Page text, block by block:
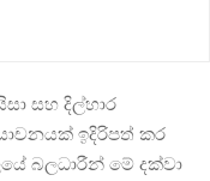
සහ දිල්හාර
ඉදිරිපත් කර
බලධාරීන් මේ දක්වා